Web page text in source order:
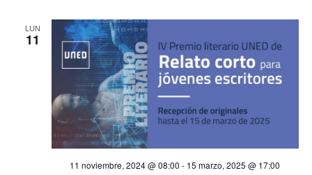
LUN
11
11 noviembre, 2024 @ 08:00 - 15 marzo, 2025 @ 17:00